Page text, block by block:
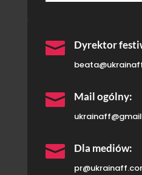
 Dyrektor
 Mail ogólny:
 Dla mediów: